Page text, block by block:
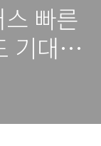
빠른
기대하